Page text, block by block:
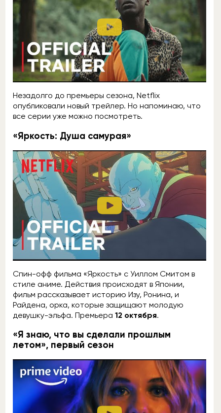
Незадолго до премьеры сезона, Netflix
опубликовали новый трейлер. Но напоминаю, что
все серии уже можно посмотреть.
«Яркость: Душа самурая»
Спин-офф фильма «Яркость» с Уиллом Смитом в
стиле аниме. Действия происходят в Японии,
фильм рассказывает историю Изу, Ронина, и
Райдена, орка, которые защищают молодую
девушку-эльфа. Премьера 12 октября.
«Я знаю, что вы сделали прошлым
летом», первый сезон